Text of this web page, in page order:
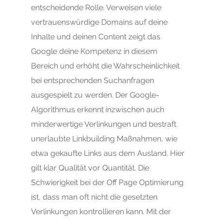
entscheidende Rolle. Verweisen viele
vertrauenswürdige Domains auf deine
Inhalte und deinen Content zeigt das
Google deine Kompetenz in diesem
Bereich und erhöht die Wahrscheinlichkeit
bei entsprechenden Suchanfragen
ausgespielt zu werden. Der Google-
Algorithmus erkennt inzwischen auch
minderwertige Verlinkungen und bestraft
unerlaubte Linkbuilding Maßnahmen, wie
etwa gekaufte Links aus dem Ausland. Hier
gilt klar Qualität vor Quantität. Die
Schwierigkeit bei der Off Page Optimierung
ist, dass man oft nicht die gesetzten
Verlinkungen kontrollieren kann. Mit der